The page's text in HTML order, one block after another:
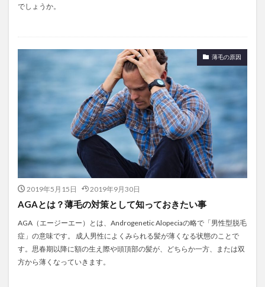
でしょうか。
薄毛の原因
2019年5月15日 2019年9月30日
AGAとは？薄毛の対策として知っておきたい事
AGA（エージーエー）とは、Androgenetic Alopeciaの略で「男性型脱毛
症」の意味です。 成人男性によくみられる髪が薄くなる状態のことで
す。思春期以降に額の生え際や頭頂部の髪が、どちらか一方、または双
方から薄くなっていきます。